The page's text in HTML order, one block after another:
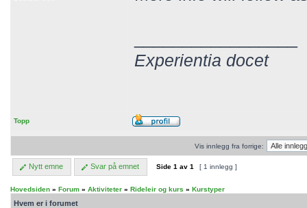
Experientia docet
Topp
Vis innlegg fra forrige:
Nytt emne Svar på emnet Side 1 av 1 [ 1 innlegg ]
Hovedsiden » Forum » Aktiviteter » Rideleir og kurs » Kurstyper
Hvem er i forumet